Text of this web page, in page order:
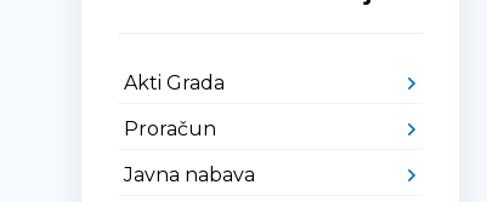
Akti Grada
Proračun
Javna nabava